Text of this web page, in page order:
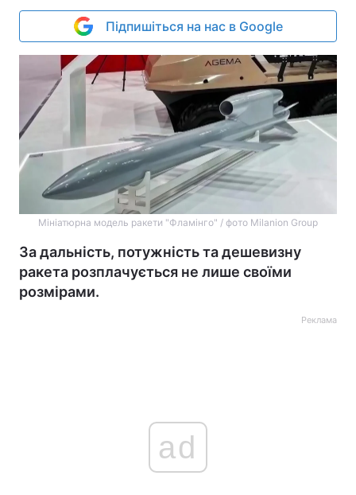
Підпишіться на нас в Google
Мініатюрна модель ракети "Фламінго" / фото Milanion Group
За дальність, потужність та дешевизну
ракета розплачується не лише своїми
розмірами.
Реклама
ad